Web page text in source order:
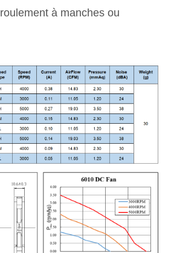
roulement à manches ou